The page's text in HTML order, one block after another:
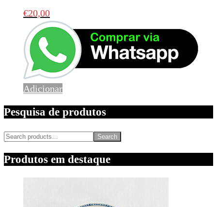
€20,00
Adicionar
Pesquisa de produtos
Search
Produtos em destaque